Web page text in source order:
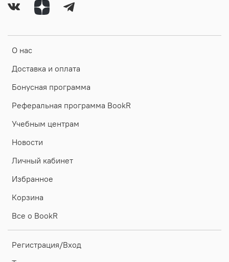
О нас
Доставка и оплата
Бонусная программа
Реферальная программа BookR
Учебным центрам
Новости
Личный кабинет
Избранное
Корзина
Все о BookR
Регистрация/Вход